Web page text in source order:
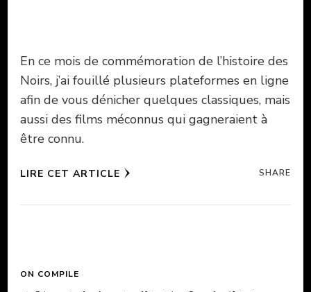
En ce mois de commémoration de l’histoire des
Noirs, j’ai fouillé plusieurs plateformes en ligne
afin de vous dénicher quelques classiques, mais
aussi des films méconnus qui gagneraient à
être connu.
LIRE CET ARTICLE SHARE
ON COMPILE